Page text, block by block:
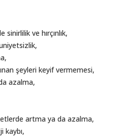
ve hırçınlık,
şeyleri keyif vermemesi,
azalma,
artma ya da azalma,
kaybı,